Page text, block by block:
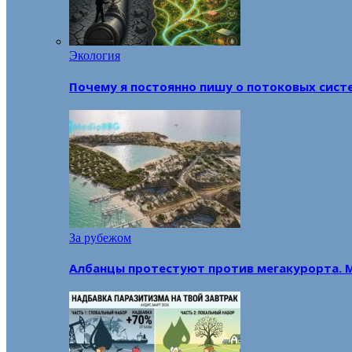
Экология
Почему я постоянно пишу о потоковых
За рубежом
Албанцы протестуют против мегакурорта.